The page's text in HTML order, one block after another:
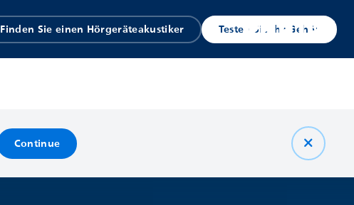
Finden Sie einen Hörgeräteakustiker Testen Sie Ihr Gehör
Continue